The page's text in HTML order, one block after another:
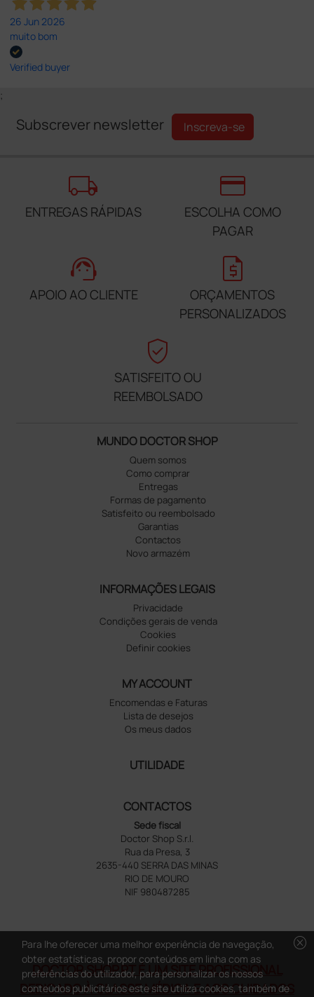
26 Jun 2026
muito bom
Verified buyer
;
Subscrever newsletter Inscreva-se
local_shipping
ENTREGAS RÁPIDAS
credit_card
ESCOLHA COMO
PAGAR
support_agent
APOIO AO CLIENTE
request_quote
ORÇAMENTOS
PERSONALIZADOS
verified_user
SATISFEITO OU
REEMBOLSADO
MUNDO DOCTOR SHOP
Quem somos
Como comprar
Entregas
Formas de pagamento
Satisfeito ou reembolsado
Garantias
Contactos
Novo armazém
INFORMAÇÕES LEGAIS
Privacidade
Condições gerais de venda
Cookies
Definir cookies
MY ACCOUNT
Encomendas e Faturas
Lista de desejos
Os meus dados
UTILIDADE
CONTACTOS
Sede fiscal
Doctor Shop S.r.l.
Rua da Presa, 3
2635-440 SERRA DAS MINAS
RIO DE MOURO
NIF 980487285
DOCTOR SHOP.PT É UM SITE PROFISSIONAL
DEDICADO À CLASSE MÉDICA E AOS CUIDADOS
cancel
Para lhe oferecer uma melhor experiência de navegação,
obter estatísticas, propor conteúdos em linha com as
preferências do utilizador, para personalizar os nossos
conteúdos publicitários este site utiliza cookies, também de